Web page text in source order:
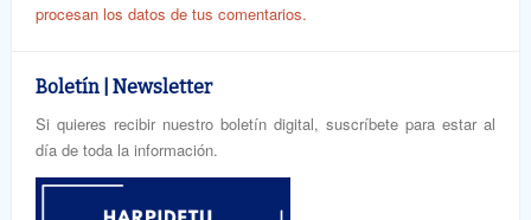
procesan los datos de tus comentarios.
Boletín | Newsletter
Si quieres recibir nuestro boletín digital, suscríbete para estar al
día de toda la información.